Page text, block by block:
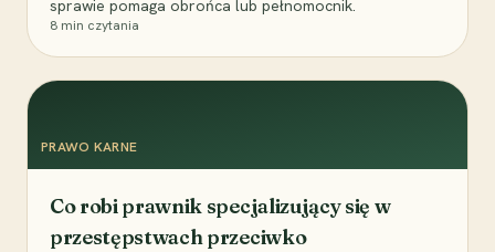
sprawie pomaga obrońca lub pełnomocnik.
8 min czytania
PRAWO KARNE
Co robi prawnik specjalizujący się w
przestępstwach przeciwko